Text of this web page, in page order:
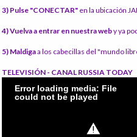
3) Pulse "CONECTAR" en la ubicación
4) Vuelva a entrar en nuestra weby ya
5) Maldigaa los cabecillas del "mundo
TELEVISIÓN - CANAL RUSSIA TODAY